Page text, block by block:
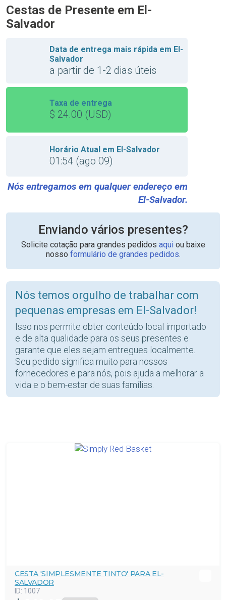
Cestas de Presente em El-
Salvador
Data de entrega mais rápida em El-
Salvador
a partir de 1-2 dias úteis
Taxa de entrega
$ 24.00 (USD)
Horário Atual em El-Salvador
01:54 (ago 09)
Nós entregamos em qualquer endereço em
El-Salvador.
Enviando vários presentes?
Solicite cotação para grandes pedidos aquiou baixe
nosso formulário de grandes pedidos.
Nós temos orgulho de trabalhar com
pequenas empresas em El-Salvador!
Isso nos permite obter conteúdo local importado
e de alta qualidade para os seus presentes e
garante que eles sejam entregues localmente.
Seu pedido significa muito para nossos
fornecedores e para nós, pois ajuda a melhorar a
vida e o bem-estar de suas famílias.
CESTA 'SIMPLESMENTE TINTO' PARA EL-
SALVADOR
ID: 1007